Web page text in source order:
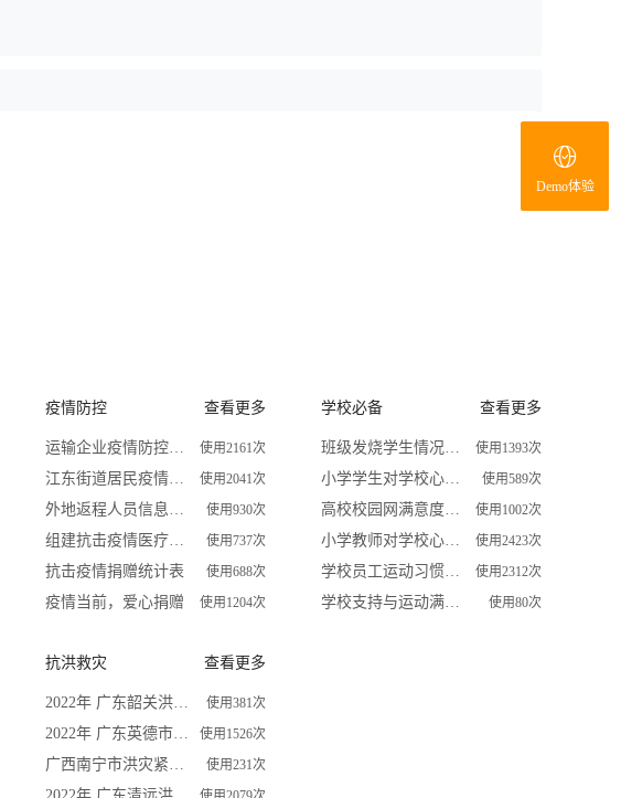
疫情防控 查看更多
运输企业疫情防控排查 使用2161次
江东街道居民疫情防控信息登记表 使用2041次
外地返程人员信息统计表 使用930次
组建抗击疫情医疗救治预备队报名 使用737次
抗击疫情捐赠统计表 使用688次
疫情当前，爱心捐赠 使用1204次
学校必备 查看更多
班级发烧学生情况调查 使用1393次
小学学生对学校心理健康教育满意度调查表 使用589次
高校校园网满意度调查问卷 使用1002次
小学教师对学校心理健康教育满意度调查表 使用2423次
学校员工运动习惯调查 使用2312次
学校支持与运动满意度关系调查 使用80次
抗洪救灾 查看更多
2022年 广东韶关洪灾紧急求助信息登记表 使用381次
2022年 广东英德市洪灾紧急求助信息登记表 使用1526次
广西南宁市洪灾紧急求助信息登记表 使用231次
Demo体验